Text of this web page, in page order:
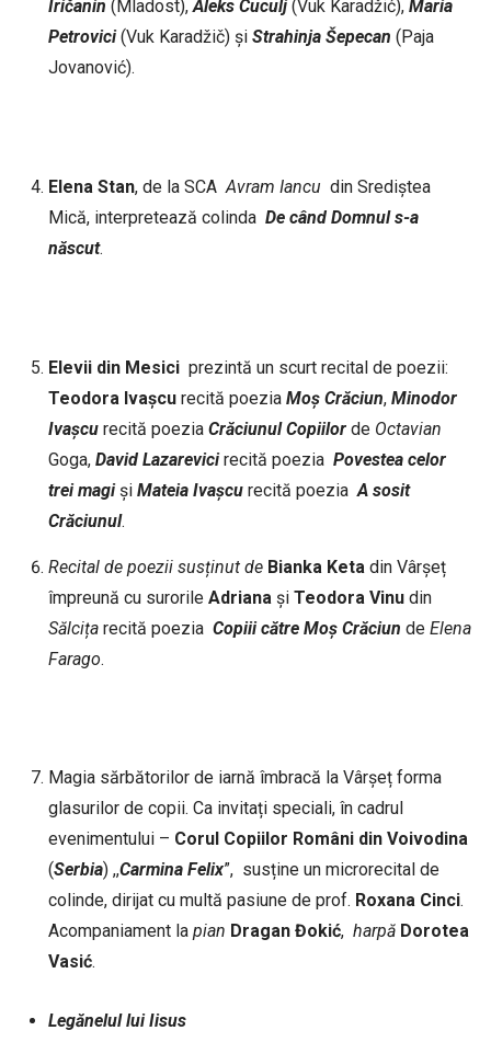
Iričanin (Mladost),Aleks Cuculj(Vuk Karadžić), Maria
Petrovici(Vuk Karadžič) și Strahinja Šepecan (Paja
Jovanović).
Elena Stan, de la SCAAvram Iancu din Srediştea
Mică, interpretează colinda De când Domnul s-a
născut.
Elevii din Mesici prezintă un scurt recital de poezii:
Teodora Ivașcurecită poezia Moș Crăciun, Minodor
Ivașcurecită poezia Crăciunul Copiilorde Octavian
Goga, David Lazarevicirecită poezia Povestea celor
trei magiși Mateia Ivașcurecită poezia A sosit
Crăciunul.
Recital de poezii susținut de Bianka Keta din Vârşeț
împreună cu surorile Adriana și Teodora Vinudin
Sălcițarecită poezia Copiii către Moș Crăciun de Elena
Farago.
Magia sărbătorilor de iarnă îmbracă la Vârșeț forma
glasurilor de copii. Ca invitați speciali, în cadrul
evenimentului – Corul Copiilor Români din Voivodina
(Serbia) ,,Carmina Felix”, susține un microrecital de
colinde, dirijat cu multă pasiune de prof. Roxana Cinci.
Acompaniament la pian Dragan Đokić, harpă Dorotea
Vasić.
Legănelul lui Iisus